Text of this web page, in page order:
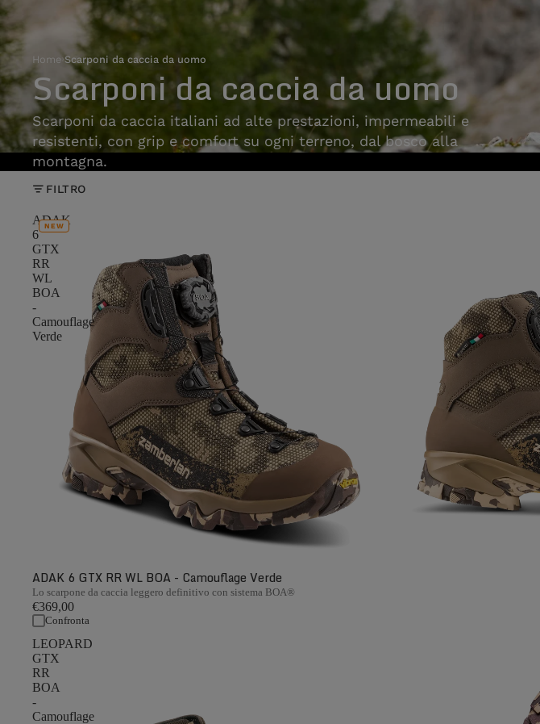
Home›Scarponi da caccia da uomo
Scarponi da caccia da uomo
Scarponi da caccia italiani ad alte prestazioni, impermeabili e
resistenti, con grip e comfort su ogni terreno, dal bosco alla
montagna.
FILTRO
ADAK
6
GTX
RR
WL
BOA
-
Camouflage
Verde
NEW
ADAK 6 GTX RR WL BOA - Camouflage Verde
Lo scarpone da caccia leggero definitivo con sistema BOA®
€369,00
Confronta
LEOPARD
GTX
RR
BOA
-
Camouflage